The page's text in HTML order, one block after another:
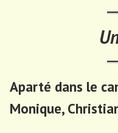
Aparté dans le
Monique,